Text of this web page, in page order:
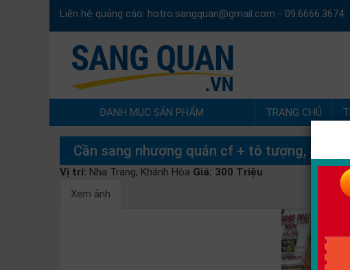
Liên hệ quảng cáo: hotro.sangquan@gmail.com - 09.6666.3674
DANH MỤC SẢN PHẨM TRANG CHỦ
Cần sang nhượng quán cf + tô tượng, 88
Vị trí: Nha Trang, Khánh Hòa Giá: 300 Triệu
Xem ảnh